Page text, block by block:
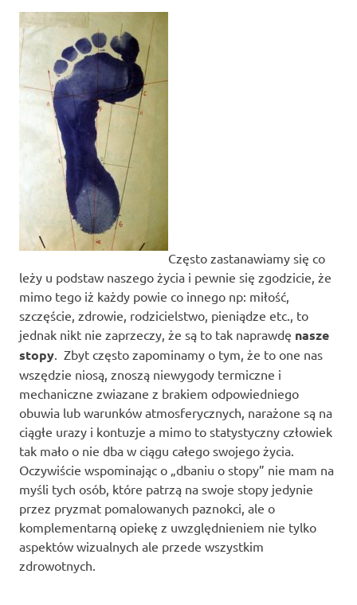
Często zastanawiamy się co
leży u podstaw naszego życia i pewnie się zgodzicie, że
mimo tego iż każdy powie co innego np: miłość,
szczęście, zdrowie, rodzicielstwo, pieniądze etc., to
jednak nikt nie zaprzeczy, że są to tak naprawdę nasze
stopy. Zbyt często zapominamy o tym, że to one nas
wszędzie niosą, znoszą niewygody termiczne i
mechaniczne zwiazane z brakiem odpowiedniego
obuwia lub warunków atmosferycznych, narażone są na
ciągłe urazy i kontuzje a mimo to statystyczny człowiek
tak mało o nie dba w ciągu całego swojego życia.
Oczywiście wspominając o „dbaniu o stopy” nie mam na
myśli tych osób, które patrzą na swoje stopy jedynie
przez pryzmat pomalowanych paznokci, ale o
komplementarną opiekę z uwzględnieniem nie tylko
aspektów wizualnych ale przede wszystkim
zdrowotnych.